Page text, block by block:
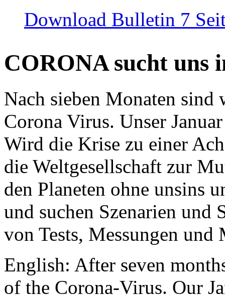
Download Bulletin 7
CORONA sucht uns
Nach sieben Monaten
Corona Virus. Unser
Wird die Krise zu einer
die Weltgesellschaft zur
den Planeten ohne unsins
und suchen Szenarien und
von Tests, Messungen und
English: After seven
of the Corona-Virus. Our